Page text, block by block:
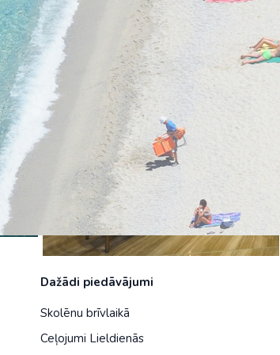
Malaizija
Nepāla
Omāna
Saūda Arābija
Singapūra
Šrilanka
Tadžikistāna
Taizeme
Uzbekistāna
Vjetnama
1 217 €
Dažādi piedāvājumi
Skolēnu brīvlaikā
Ceļojumi Lieldienās